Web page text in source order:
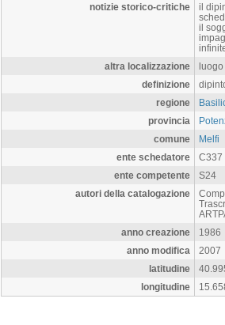
notizie storico-critiche
il
il
altra localizzazione
luogo
definizione
regione
provincia
comune
Melfi
ente schedatore
C337
ente competente
S24
autori della catalogazione
anno creazione
1986
anno modifica
2007
latitudine
longitudine